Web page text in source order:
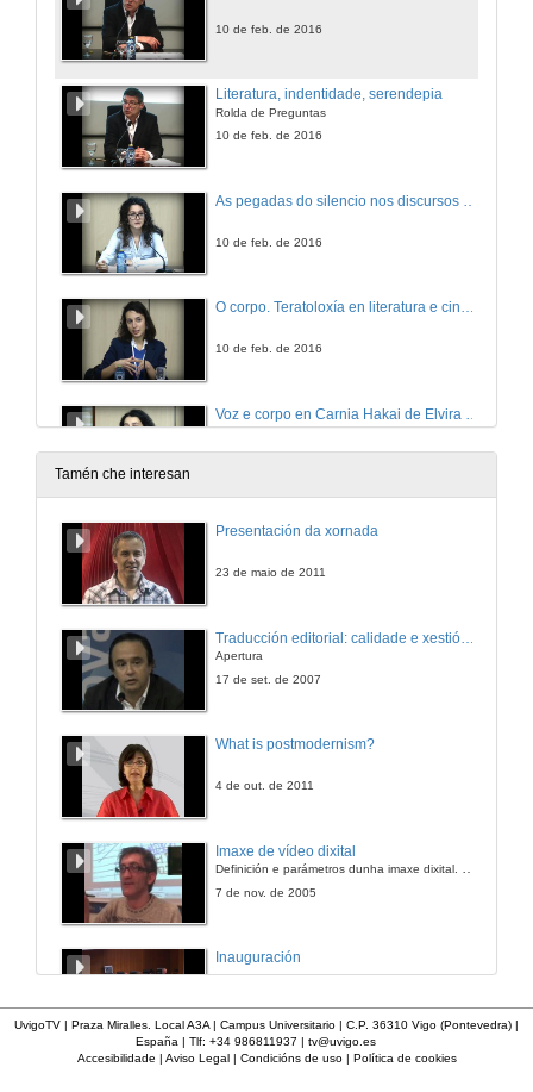
10 de feb. de 2016
Literatura, indentidade, serendepia
Rolda de Preguntas
10 de feb. de 2016
10 de feb. de 2016
O corpo. Teratoloxía en literatura e cinema
10 de feb. de 2016
Un posíbel caso de biografismo sexualizante
10 de feb. de 2016
Primeira sesión de comunicacións
Rolda de Preguntas
Segunda sesión de comunicación
Rolda de Preguntas
Tamén che interesan
Presentación da xornada
23 de maio de 2011
Apertura
17 de set. de 2007
What is postmodernism?
4 de out. de 2011
Imaxe de vídeo dixital
Definición e parámetros dunha imaxe dixital. Resolución e Aspecto. Profundidade da cor. Compresión. Frame por segundo. Entrelazado. Campos, cadros
7 de nov. de 2005
Inauguración
Apertura do acto
UvigoTV | Praza Miralles. Local A3A | Campus Universitario | C.P. 36310 Vigo (Pontevedra) |
España | Tlf: +34 986811937 | tv@uvigo.es
Accesibilidade | Aviso Legal| Condicións de uso| Política de cookies